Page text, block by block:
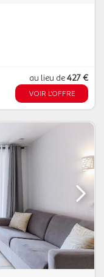
au lieu de427 €
VOIR L'OFFRE